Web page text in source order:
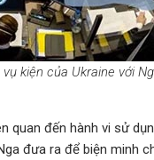
kiện của Ukraine với
quan đến hành vi sử
đưa ra để biện minh